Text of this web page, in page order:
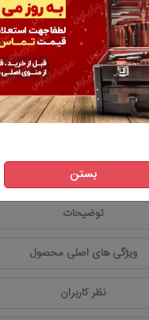
افزودن
توضیحات
ویژگی های اصلی محصول
نظر کاربران
بستن